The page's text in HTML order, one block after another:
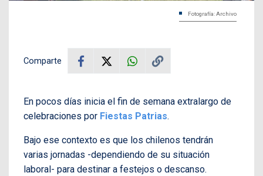
Fotografía: Archivo
Comparte
En pocos días inicia el fin de semana extralargo de
celebraciones por Fiestas Patrias.
Bajo ese contexto es que los chilenos tendrán
varias jornadas -dependiendo de su situación
laboral- para destinar a festejos o descanso.